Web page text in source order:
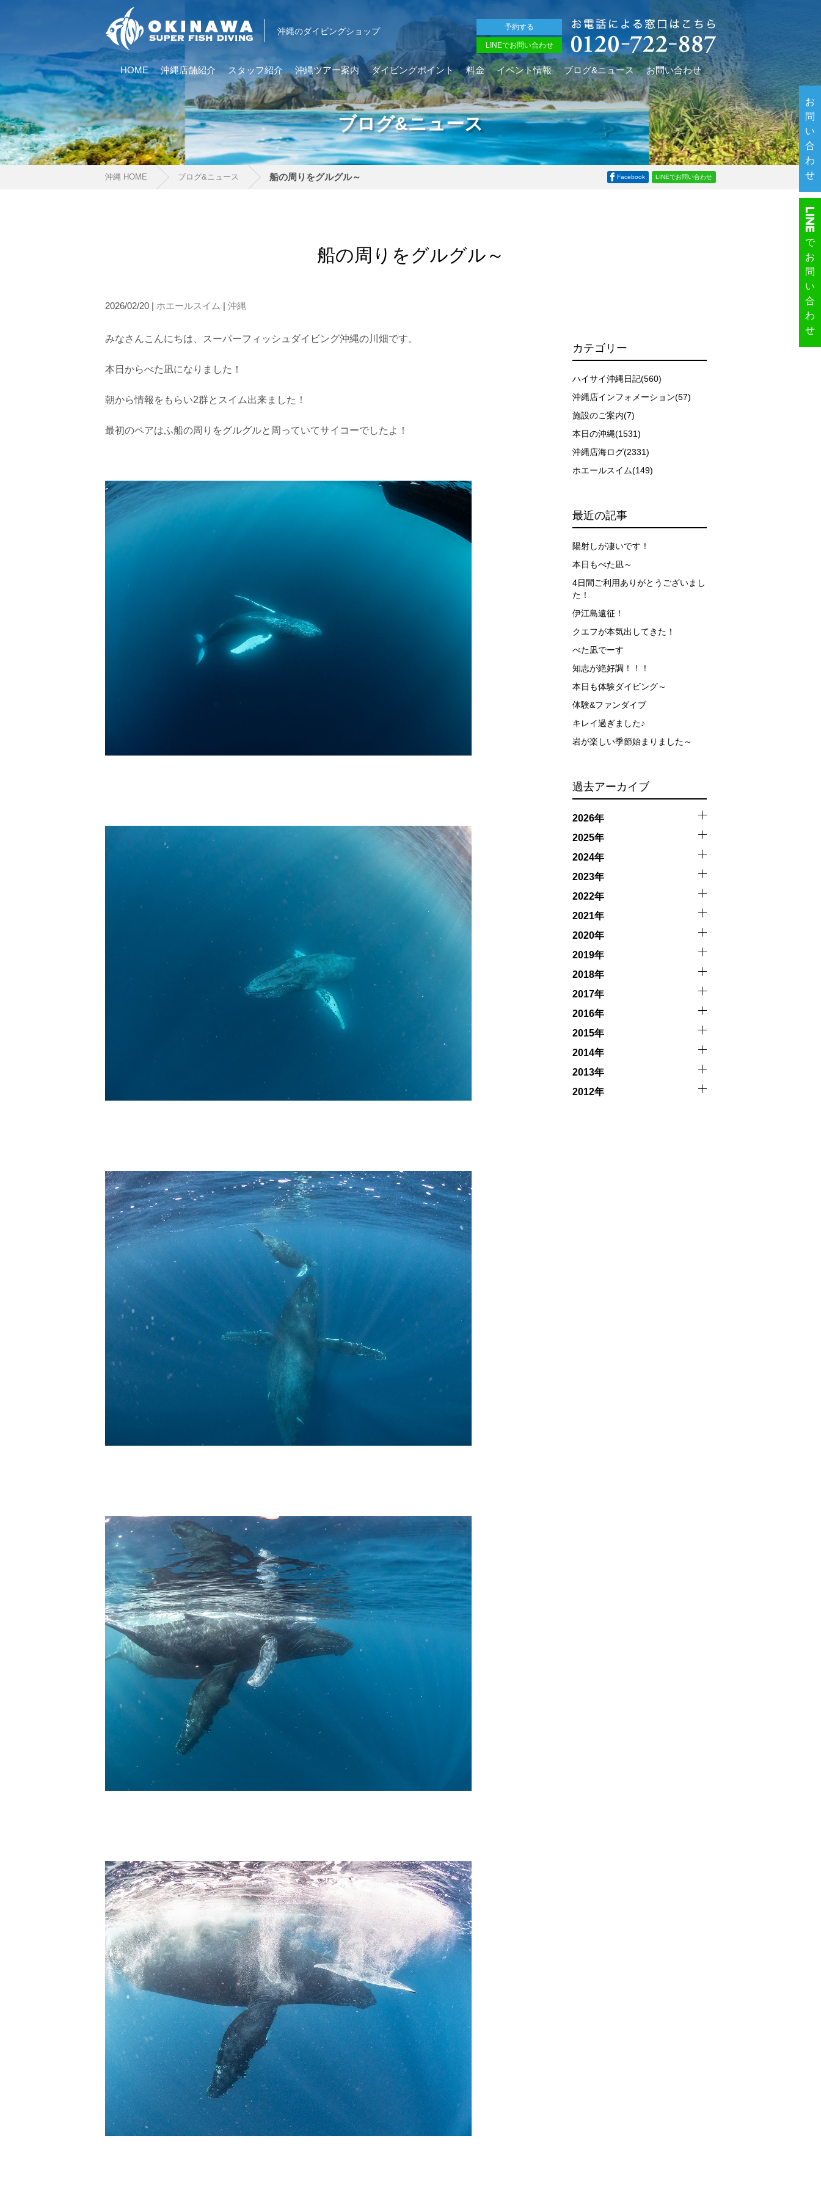
沖縄のダイビングショップ 予約する
LINEでお問い合わせ
ブログ&ニュース
HOME 沖縄店舗紹介 スタッフ紹介 沖縄ツアー案内 ダイビングポイント 料金 イベント情報 ブログ&ニュース お問い合わせ
沖縄 HOME ブログ&ニュース 船の周りをグルグル～ Facebook LINEでお問い合わせ
船の周りをグルグル～
2026/02/20 | ホエールスイム | 沖縄
みなさんこんにちは、スーパーフィッシュダイビング沖縄の川畑です。
本日からべた凪になりました！
朝から情報をもらい2群とスイム出来ました！
最初のペアはふ船の周りをグルグルと周っていてサイコーでしたよ！
カテゴリー
ハイサイ沖縄日記(560)
沖縄店インフォメーション(57)
施設のご案内(7)
本日の沖縄(1531)
沖縄店海ログ(2331)
ホエールスイム(149)
最近の記事
陽射しが凄いです！
本日もべた凪～
4日間ご利用ありがとうございまし
た！
伊江島遠征！
クエフが本気出してきた！
べた凪でーす
知志が絶好調！！！
本日も体験ダイビング～
体験&ファンダイブ
キレイ過ぎました♪
岩が楽しい季節始まりました～
過去アーカイブ
2026年
2025年
2024年
2023年
2022年
2021年
2020年
2019年
2018年
2017年
2016年
2015年
2014年
2013年
2012年
当ツアーの手順と注意点
1.スイム開始の判断
クジラを発見した場合は、その時のクジラの様子や海況を確認し、ガイドがスイム開始可能と判断した場合にのみエントリーを行います。
たとえクジラが近くを泳いでいても、状況によってはエントリーを行わない場合があります。
クジラへのストレス軽減や安全管理の観点から、エントリー人数を制限する場合があります。また、エントリーの順番はガイドが決定しますので、必ずその指示に従って準備してくだ
3.クジラとの距離と泳ぎ方
クジラの観察は水面からのみとし、素潜りは禁止とします。クジラによっては、人が近くを泳ぐことを嫌い、逃げてしまう場合があります。そのため、原則として緊急時やガイドの指
示がある場合を除き、クジラの近くでフィンキックなどをして泳ぐことも禁止します。クジラは一度でもそのような行動を取る人間を嫌がってしまうと、その後スイムで近づくことが
できなくなる場合が多いため、必ずこれらの事項をお守りください。
ツアー当日は、ゲストの安全を最優先とし、可能な限りスイムが実施できるよう努めます。しかし、万が一海にエントリーできなかった場合や、クジラを発見できなかった場合でも返
沖縄の1月～3月は、季節的に海が穏やかな日は多くありません。そのため、多少の波やうねりがある中でスノーケリングを行う場合が多くなります。泳力や体力に自信のない方、また
船酔いしやすい方は、ご自身で事前に十分な対策をお願いいたします。
ツアー中に、スノーケリングやスキンダイビングの技術が本ツアーに参加できるレベルに達していないと判断した場合には、参加をお断りする場合があります。スキンダイビングの経
験が浅い方については、条件付きでのご案内となる場合があります。その際のご返金には応じかねますので、あらかじめご了承ください。これまでの経験については当日ご申告いただ
ホエールスイムは、通常のスノーケリングやスキンダイビングに伴う危険に加え、予測不能なクジラの行動や、クジラとの接触によってトラブルが発生する可能性があります。さらに、
流れのある海上で、船上からエントリーやエキジットを行う際にもトラブルが生じる可能性があります。そして、これらを要因として傷害や損害が発生する場合があります。またホエー
ルスイムでは、これら以外にも想定できないトラブルが発生する可能性があります。
参加者はこれらのリスクを理解し、傷害や損害につながった場合、またはその他いかなる理由があっても、当ツアー開催主催者とガイド、船舶の保有者及び船長に対して損害賠償を請求
上記承諾ください。
閉じる
お
問
い
合
わ
せ
で
お
問
い
合
わ
せ